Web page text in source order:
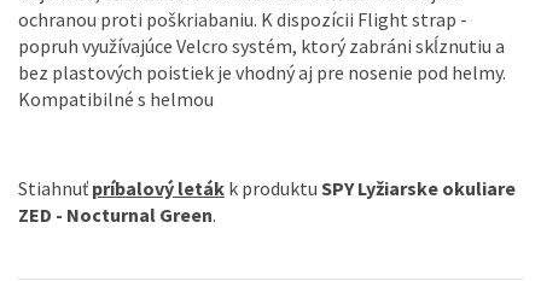
ochranou proti poškriabaniu. K dispozícii Flight strap -
popruh využívajúce Velcro systém, ktorý zabráni skĺznutiu a
bez plastových poistiek je vhodný aj pre nosenie pod helmy.
Kompatibilné s helmou
Stiahnuť príbalový leták k produktu SPY Lyžiarske okuliare
ZED - Nocturnal Green.